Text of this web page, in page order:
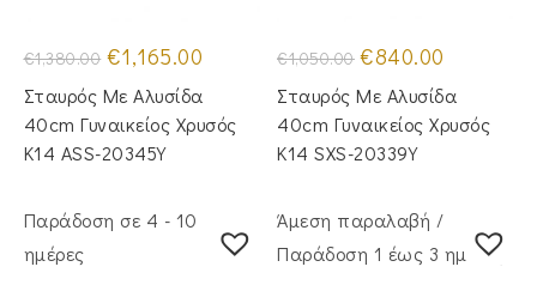
€1,380.00 Original
price
was:
€1,380.00.
€1,165.00
είναι:
€1,165.00.
Σταυρός Mε Aλυσίδα
40cm Γυναικείος Χρυσός
Κ14 ASS-20345Y
€1,050.00 Original
price
was:
€1,050.00.
€840.00
τιμή
είναι:
€840.00.
Σταυρός Με Αλυσίδα
40cm Γυναικείος Χρυσός
Κ14 SXS-20339Y
Παράδοση σε 4 - 10
ημέρες
Άμεση παραλαβή /
Παράδoση 1 έως 3 ημέρες